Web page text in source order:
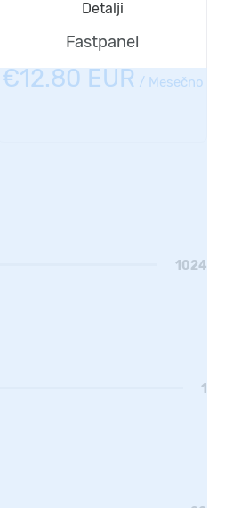
Detalji
Fastpanel
€12.80 EUR / Mesečno
1024
1